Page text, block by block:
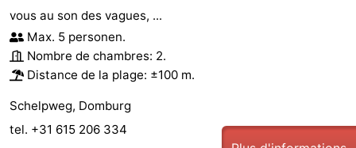
vous au son des vagues, ...
Max. 5 personen.
Nombre de chambres: 2.
Distance de la plage: ±100 m.
Schelpweg, Domburg
tel. +31 615 206 334